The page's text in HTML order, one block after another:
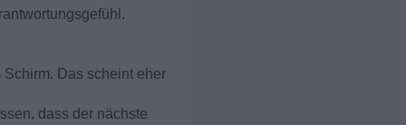
Das scheint eher
dass der nächste